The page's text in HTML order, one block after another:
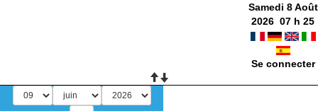
Samedi 8 Août
2026 07 h25
Se connecter